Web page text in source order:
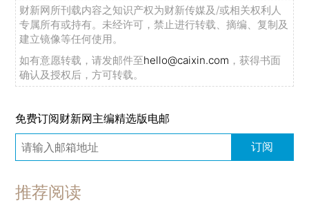
财新网所刊载内容之知识产权为财新传媒及/或相关权利人
专属所有或持有。未经许可，禁止进行转载、摘编、复制及
建立镜像等任何使用。
如有意愿转载，请发邮件至hello@caixin.com ，获得书面
确认及授权后，方可转载。
免费订阅财新网主编精选版电邮
订阅
推荐阅读